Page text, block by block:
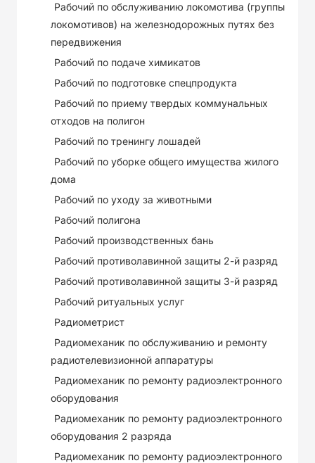
Рабочий по обслуживанию локомотива (группы
локомотивов) на железнодорожных путях без
передвижения
Рабочий по подаче химикатов
Рабочий по подготовке спецпродукта
Рабочий по приему твердых коммунальных
отходов на полигон
Рабочий по тренингу лошадей
Рабочий по уборке общего имущества жилого
дома
Рабочий по уходу за животными
Рабочий полигона
Рабочий производственных бань
Рабочий противолавинной защиты 2-й разряд
Рабочий противолавинной защиты 3-й разряд
Рабочий ритуальных услуг
Радиометрист
Радиомеханик по обслуживанию и ремонту
радиотелевизионной аппаратуры
Радиомеханик по ремонту радиоэлектронного
оборудования
Радиомеханик по ремонту радиоэлектронного
оборудования 2 разряда
Радиомеханик по ремонту радиоэлектронного